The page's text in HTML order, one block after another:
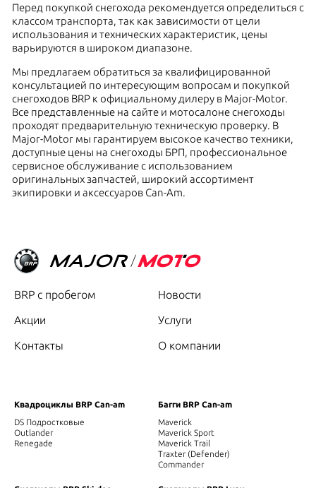
Перед покупкой снегохода рекомендуется определиться с
классом транспорта, так как зависимости от цели
использования и технических характеристик, цены
варьируются в широком диапазоне.
Мы предлагаем обратиться за квалифицированной
консультацией по интересующим вопросам и покупкой
снегоходов BRP к официальному дилеру в Major-Motor.
Все представленные на сайте и мотосалоне снегоходы
проходят предварительную техническую проверку. В
Major-Motor мы гарантируем высокое качество техники,
доступные цены на снегоходы БРП, профессиональное
сервисное обслуживание с использованием
оригинальных запчастей, широкий ассортимент
экипировки и аксессуаров Can-Am.
BRP с пробегом
Новости
Акции
Услуги
Контакты
О компании
Квадроциклы BRP Can-am
DS Подростковые
Outlander
Renegade
Багги BRP Can-am
Maverick
Maverick Sport
Maverick Trail
Traxter (Defender)
Commander